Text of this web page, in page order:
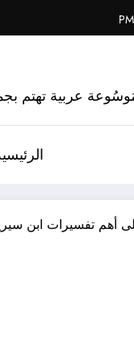
عربية تهتم
تفسيرات ابن